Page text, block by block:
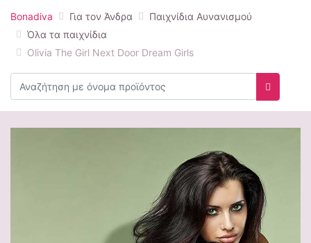
Bonadiva Για τον Άνδρα
Παιχνίδια Αυνανισμού
Όλα τα παιχνίδια
Olivia The Girl Next Door Dream Girls
Αναζήτηση